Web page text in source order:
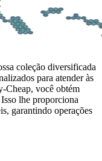
coleção diversificada
para atender às
Cheap, você obtém
lhe proporciona
garantindo operações